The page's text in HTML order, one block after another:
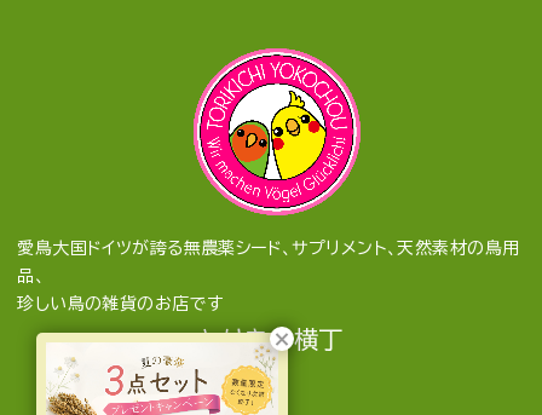
愛鳥大国ドイツが誇る無農薬シード、サプリメント、天然素材の鳥用
品、
珍しい鳥の雑貨のお店です
とりきち横丁